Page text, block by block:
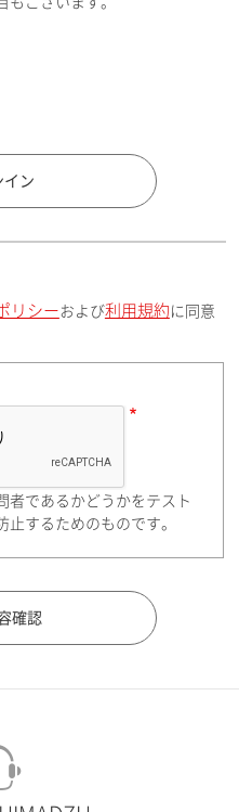
索
イン
リシー および利用規約 に同意
者であるかどうかをテスト
止するためのものです。